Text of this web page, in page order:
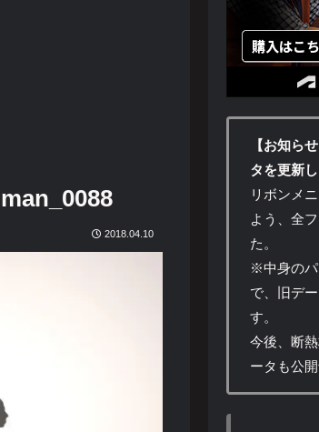
2018.04.10
【お知ら
タを更新
リボンメ
よう、全
た。
※中身のパ
で、旧デ
す。
今後、断
ータも公開